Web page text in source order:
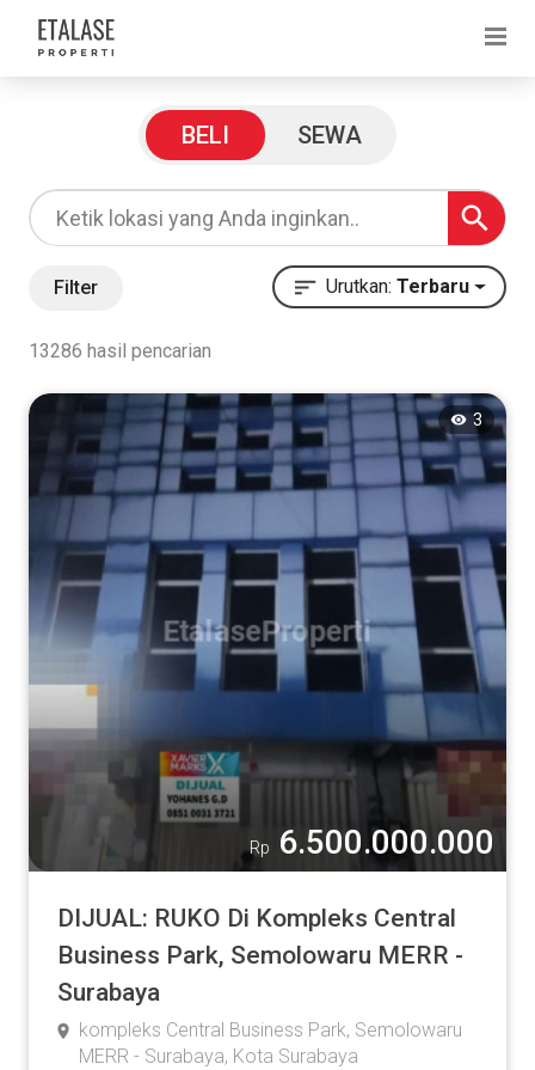
BELI SEWA
Filter Pencarian
Harga
Kategori
Rumah
Apartment
Ruko
Tanah
Filter Urutkan: Terbaru
13286 hasil pencarian
3
Rp 6.500.000.000
DIJUAL: RUKO Di Kompleks Central
Business Park, Semolowaru MERR -
Surabaya
kompleks Central Business Park, Semolowaru
MERR - Surabaya, Kota Surabaya